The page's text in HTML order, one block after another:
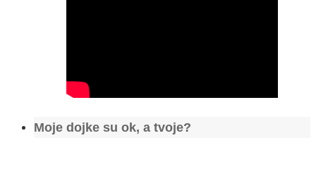
Moje dojke su ok, a tvoje?